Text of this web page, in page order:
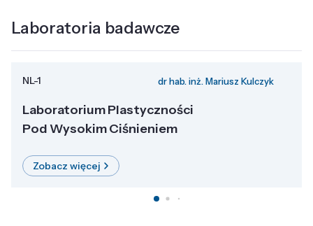
Laboratoria badawcze
NL-1 dr hab. inż. Mariusz Kulczyk
Laboratorium Plastyczności
Pod Wysokim Ciśnieniem
Zobacz więcej